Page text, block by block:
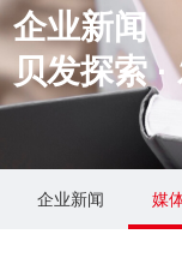
企业新闻
贝发探索
企业新闻 媒